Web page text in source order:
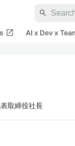
search
open_in_new AI x Dev x
取締役社長